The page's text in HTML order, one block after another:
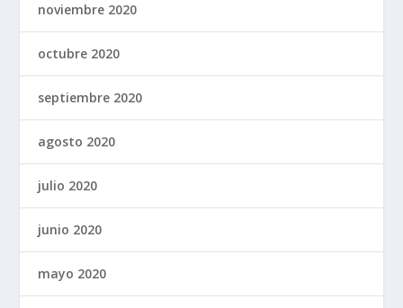
noviembre 2020
octubre 2020
septiembre 2020
agosto 2020
julio 2020
junio 2020
mayo 2020